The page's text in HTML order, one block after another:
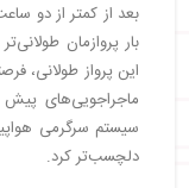
بعد از کمتر از دو
بار پروازمان
این پرواز طولانی،
ماجراجویی‌های
سیستم سرگرمی
دلچسب‌تر کرد.